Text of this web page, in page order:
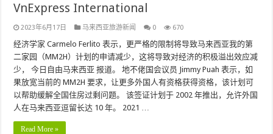
VnExpress International
2023年6月17日 马来西亚旅游新闻 0 670
经济学家 Carmelo Ferlito 表示，更严格的限制将导致马来西亚我的第
二家园（MM2H）计划的申请减少，这将导致对经济的积极溢出效应减
少， 今日自由马来西亚 报道。 地不佬国会议员 Jimmy Puah 表示，如
果放宽当前的 MM2H 要求，让更多外国人有资格获得资格，该计划可
以帮助缓解全国住房过剩问题。 该签证计划于 2002 年推出，允许外国
人在马来西亚逗留长达 10 年。 2021 …
Read More »